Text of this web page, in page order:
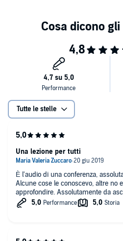
Tutte le stelle
È l'audio di una conferenza,
Alcune cose le conoscevo, altre no
approfondire. Assolutamente da
Una lezione per tutti